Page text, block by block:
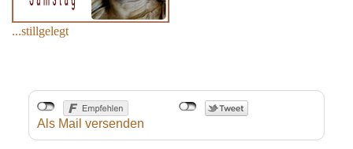
...stillgelegt
Als Mail versenden